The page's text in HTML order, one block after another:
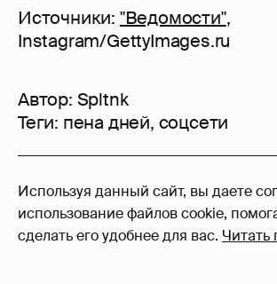
Используя данный сайт, вы даете
использование файлов cookie,
сделать его удобнее для вас. Читать
Источники: "Ведомости",
Instagram/GettyImages.ru
Автор: Spltnk
Теги: пена дней, соцсети
54
Войдите в аккаунт, чтобы
оставлять комментарии